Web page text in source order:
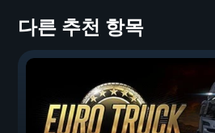
다른 추천 항목